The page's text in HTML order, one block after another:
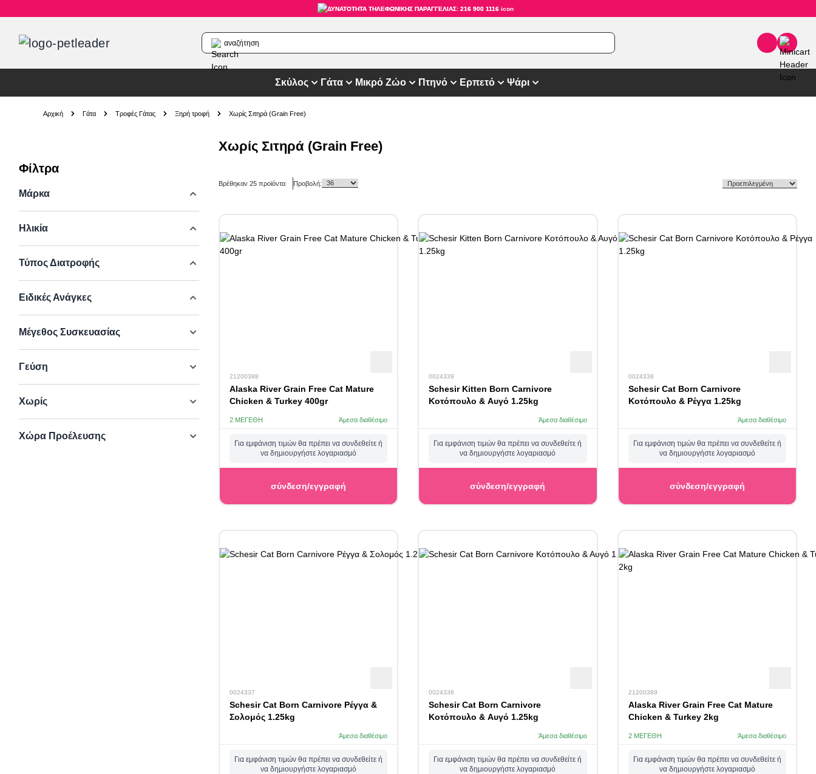
ΔΥΝΑΤΟΤΗΤΑ ΤΗΛΕΦΩΝΙΚΗΣ ΠΑΡΑΓΓΕΛΙΑΣ: 216 900 1116
αναζήτηση
Σκύλος Γάτα Μικρό Ζώο Πτηνό Ερπετό Ψάρι
Αρχική Γάτα Τροφές Γάτας Ξηρή τροφή Χωρίς Σιτηρά (Grain Free)
Skip to product list
Φίλτρα
Μάρκα
Ηλικία
Τύπος Διατροφής
Ειδικές Ανάγκες
Μέγεθος Συσκευασίας
Γεύση
Χωρίς
Χώρα Προέλευσης
Χωρίς Σιτηρά (Grain Free)
Βρέθηκαν 25προϊόντα Προβολή:
21200388
Alaska River Grain Free Cat Mature
Chicken & Turkey 400gr
2 ΜΕΓΈΘΗ Άμεσα διαθέσιμο
Για εμφάνιση τιμών θα πρέπει να συνδεθείτε ή
να δημιουργήστε λογαριασμό
σύνδεση/εγγραφή
0024339
Schesir Kitten Born Carnivore
Κοτόπουλο & Αυγό 1.25kg
Άμεσα διαθέσιμο
Για εμφάνιση τιμών θα πρέπει να συνδεθείτε ή
να δημιουργήστε λογαριασμό
σύνδεση/εγγραφή
0024338
Schesir Cat Born Carnivore
Κοτόπουλο & Ρέγγα 1.25kg
Άμεσα διαθέσιμο
Για εμφάνιση τιμών θα πρέπει να συνδεθείτε ή
να δημιουργήστε λογαριασμό
σύνδεση/εγγραφή
0024337
Schesir Cat Born Carnivore Ρέγγα &
Σολομός 1.25kg
Άμεσα διαθέσιμο
Για εμφάνιση τιμών θα πρέπει να συνδεθείτε ή
να δημιουργήστε λογαριασμό
0024336
Schesir Cat Born Carnivore
Κοτόπουλο & Αυγό 1.25kg
Άμεσα διαθέσιμο
Για εμφάνιση τιμών θα πρέπει να συνδεθείτε ή
να δημιουργήστε λογαριασμό
21200389
Alaska River Grain Free Cat Mature
Chicken & Turkey 2kg
2 ΜΕΓΈΘΗ Άμεσα διαθέσιμο
Για εμφάνιση τιμών θα πρέπει να συνδεθείτε ή
να δημιουργήστε λογαριασμό